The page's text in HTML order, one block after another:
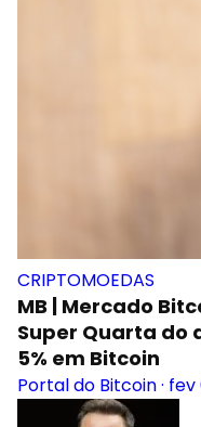
CRIPTOMOEDAS
MB | Mercado
Super Quarta do
5% em Bitcoin
Portal do Bitcoin· fev